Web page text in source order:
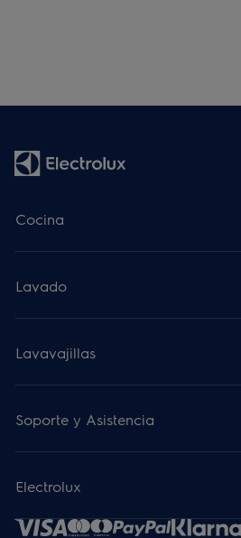
Cocina
Lavado
Lavavajillas
Soporte y Asistencia
Electrolux